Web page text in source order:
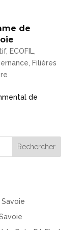
de
, ECOFIL
Filières
de
Rechercher